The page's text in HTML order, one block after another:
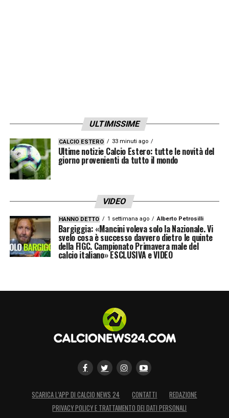
ULTIMISSIME
CALCIO ESTERO 33 minuti ago
Ultime notizie Calcio Estero: tutte le novità del
giorno provenienti da tutto il mondo
VIDEO
HANNO DETTO 1 settimana ago Alberto Petrosilli
Bargiggia: «Mancini voleva solo la Nazionale. Vi
svelo cosa è successo davvero dietro le quinte
della FIGC. Campionato Primavera male del
calcio italiano» ESCLUSIVA e VIDEO
SCARICA L’APP DI CALCIO NEWS 24 CONTATTI
REDAZIONE
PRIVACY POLICY E TRATTAMENTO DEI DATI PERSONALI